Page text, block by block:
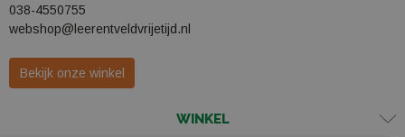
038-4550755
webshop@leerentveldvrijetijd.nl
Bekijk onze winkel
WINKEL